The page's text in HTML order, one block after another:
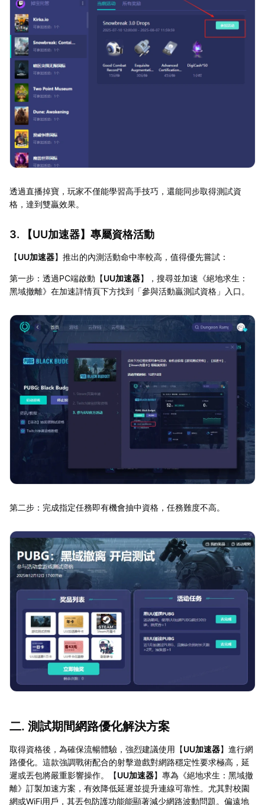
透過直播掉寶，玩家不僅能學習高手技巧，還能同步取得測試資
格，達到雙贏效果。
3. 【UU加速器】專屬資格活動
【UU加速器】推出的內測活動命中率較高，值得優先嘗試：
第一步：透過PC端啟動【UU加速器】，搜尋並加速《絕地求生：
黑域撤離》在加速詳情頁下方找到「參與活動贏測試資格」入口。
第二步：完成指定任務即有機會抽中資格，任務難度不高。
二. 測試期間網路優化解決方案
取得資格後，為確保流暢體驗，強烈建議使用【UU加速器】進行網
路優化。這款強調戰術配合的射擊遊戲對網路穩定性要求極高，延
遲或丟包將嚴重影響操作。【UU加速器】專為《絕地求生：黑域撤
離》訂製加速方案，有效降低延遲並提升連線可靠性。尤其對校園
網或WiFi用戶，其丟包防護功能能顯著減少網路波動問題。偏遠地